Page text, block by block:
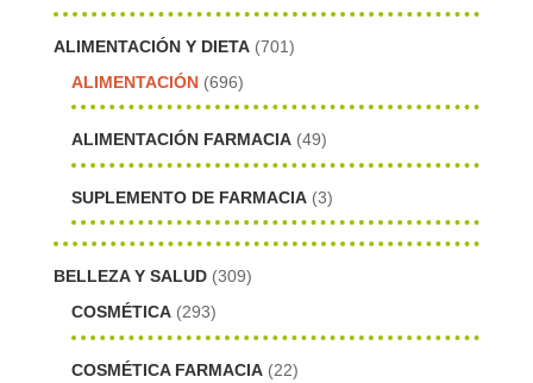
ALIMENTACIÓN Y DIETA (701)
ALIMENTACIÓN (696)
ALIMENTACIÓN FARMACIA (49)
SUPLEMENTO DE FARMACIA (3)
BELLEZA Y SALUD (309)
COSMÉTICA (293)
COSMÉTICA FARMACIA (22)